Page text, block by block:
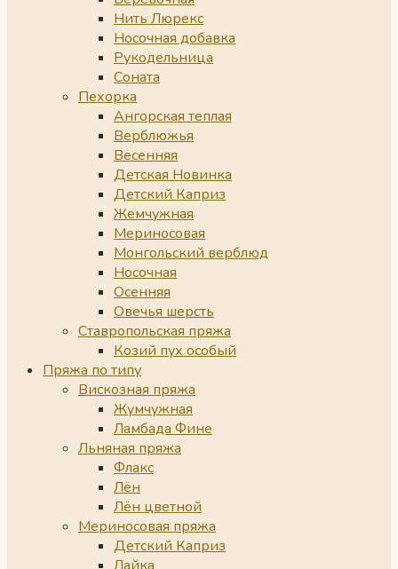
Нить Люрекс
Носочная добавка
Рукодельница
Соната
Пехорка
Ангорская теплая
Верблюжья
Весенняя
Детская Новинка
Детский Каприз
Жемчужная
Мериносовая
Монгольский верблюд
Носочная
Осенняя
Овечья шерсть
Ставропольская пряжа
Козий пух особый
Пряжа по типу
Вискозная пряжа
Жумчужная
Ламбада Фине
Льняная пряжа
Флакс
Лён
Лён цветной
Мериносовая пряжа
Детский Каприз